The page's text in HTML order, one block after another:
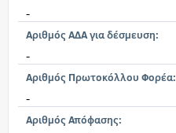
-
Αριθμός ΑΔΑ για δέσμευση:
-
Αριθμός Πρωτοκόλλου Φορέα:
-
Αριθμός Απόφασης: